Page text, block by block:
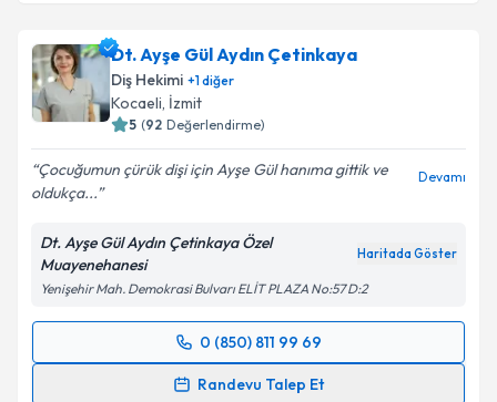
Dt. Ayşe Gül Aydın Çetinkaya
Diş Hekimi +1diğer
Kocaeli, İzmit
5 (92 Değerlendirme)
Çocuğumun çürük dişi için Ayşe Gül hanıma gittik ve
oldukça...
Devamı
Dt. Ayşe Gül Aydın Çetinkaya Özel
Muayenehanesi
Haritada Göster
Yenişehir Mah. Demokrasi Bulvarı ELİT PLAZA No:57 D:2
0 (850) 811 99 69
Randevu Talep Et
Randevu Takvimi Talebi